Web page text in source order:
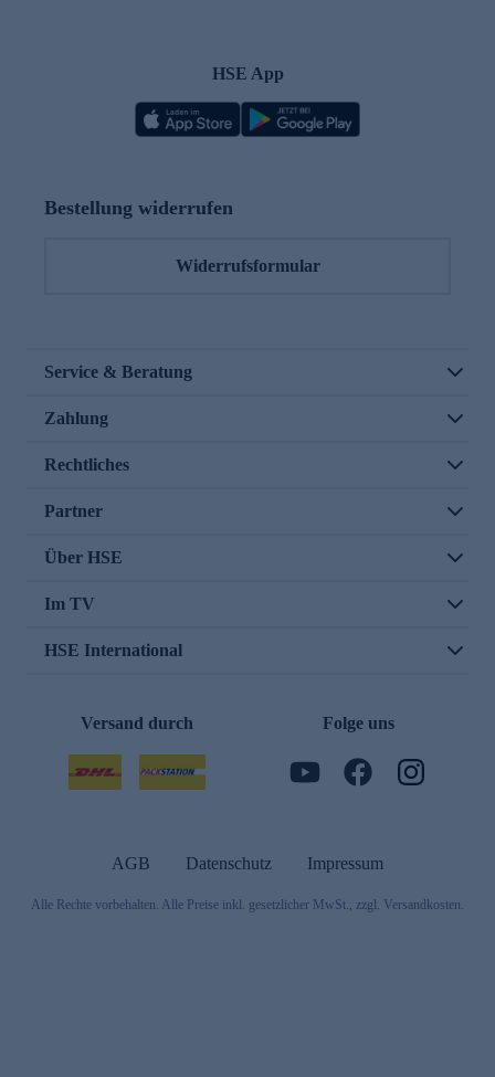
HSE App
Bestellung widerrufen
Widerrufsformular
Service & Beratung
Zahlung
Rechtliches
Partner
Über HSE
Im TV
HSE International
Versand durch Folge uns
AGB Datenschutz Impressum
Alle Rechte vorbehalten. Alle Preise inkl. gesetzlicher MwSt., zzgl. Versandkosten.